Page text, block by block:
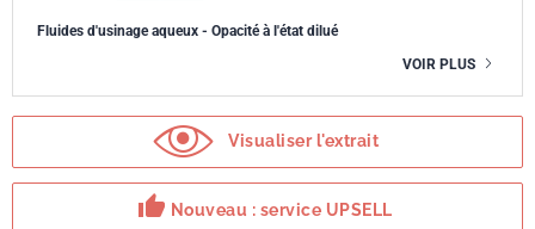
Fluides d'usinage aqueux - Opacité à l'état dilué
VOIR PLUS
Visualiser l'extrait
thumb_up Nouveau : service UPSELL